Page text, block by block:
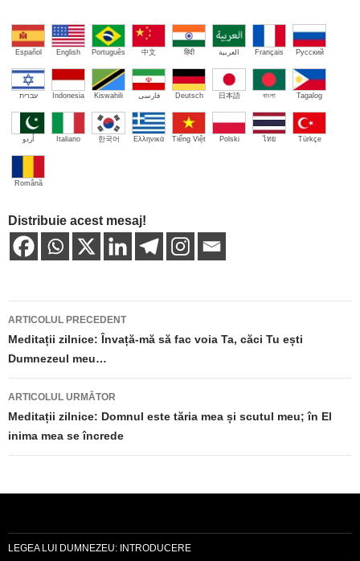
Español English Português 中文 हिंदी العربية Français Русский
עברית Indonesia Kiswahili فارسی Deutsch 日本語 বাংলা Tagalog
اُردو Italiano 한국어 Ελληνικά Tiếng Việt Polski ไทย Türkçe
Română
Distribuie acest mesaj!
Navigare
în
articole
ARTICOLUL PRECEDENT
Meditații zilnice: Învață-mă să fac voia Ta, căci Tu ești
Dumnezeul meu…
ARTICOLUL URMĂTOR
Meditații zilnice: Domnul este tăria mea și scutul meu; în El
inima mea se încrede
LEGEA LUI DUMNEZEU: INTRODUCERE